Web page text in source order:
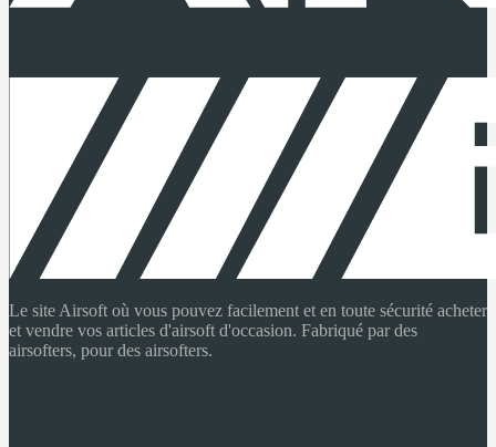
Le site Airsoft où vous pouvez facilement et en toute sécurité acheter
et vendre vos articles d'airsoft d'occasion. Fabriqué par des
airsofters, pour des airsofters.